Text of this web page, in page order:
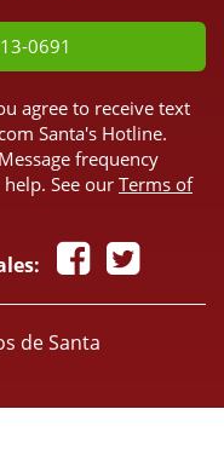
0691
agree to receive text
Santa's Hotline.
frequency
See our Terms of
de Santa